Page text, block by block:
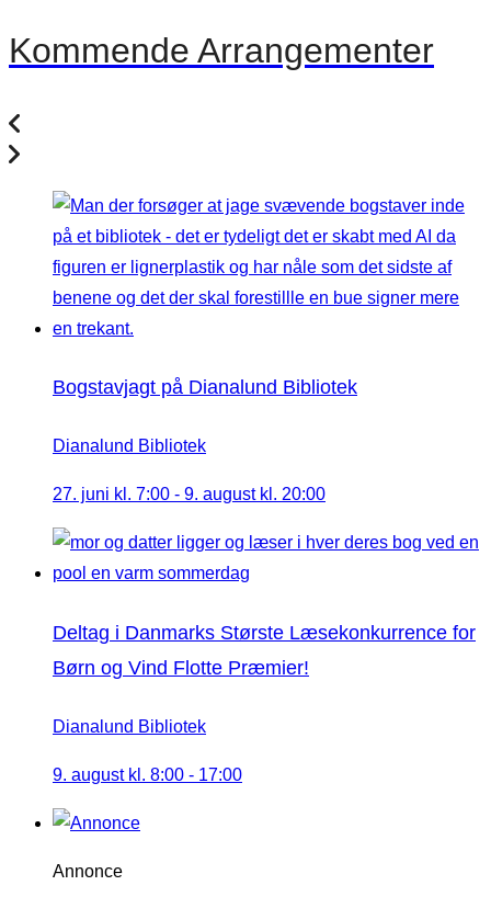
Kommende Arrangementer
Bogstavjagt på Dianalund Bibliotek
Dianalund Bibliotek
27. juni kl. 7:00 - 9. august kl. 20:00
Deltag i Danmarks Største Læsekonkurrence for
Børn og Vind Flotte Præmier!
Dianalund Bibliotek
9. august kl. 8:00 - 17:00
Annonce